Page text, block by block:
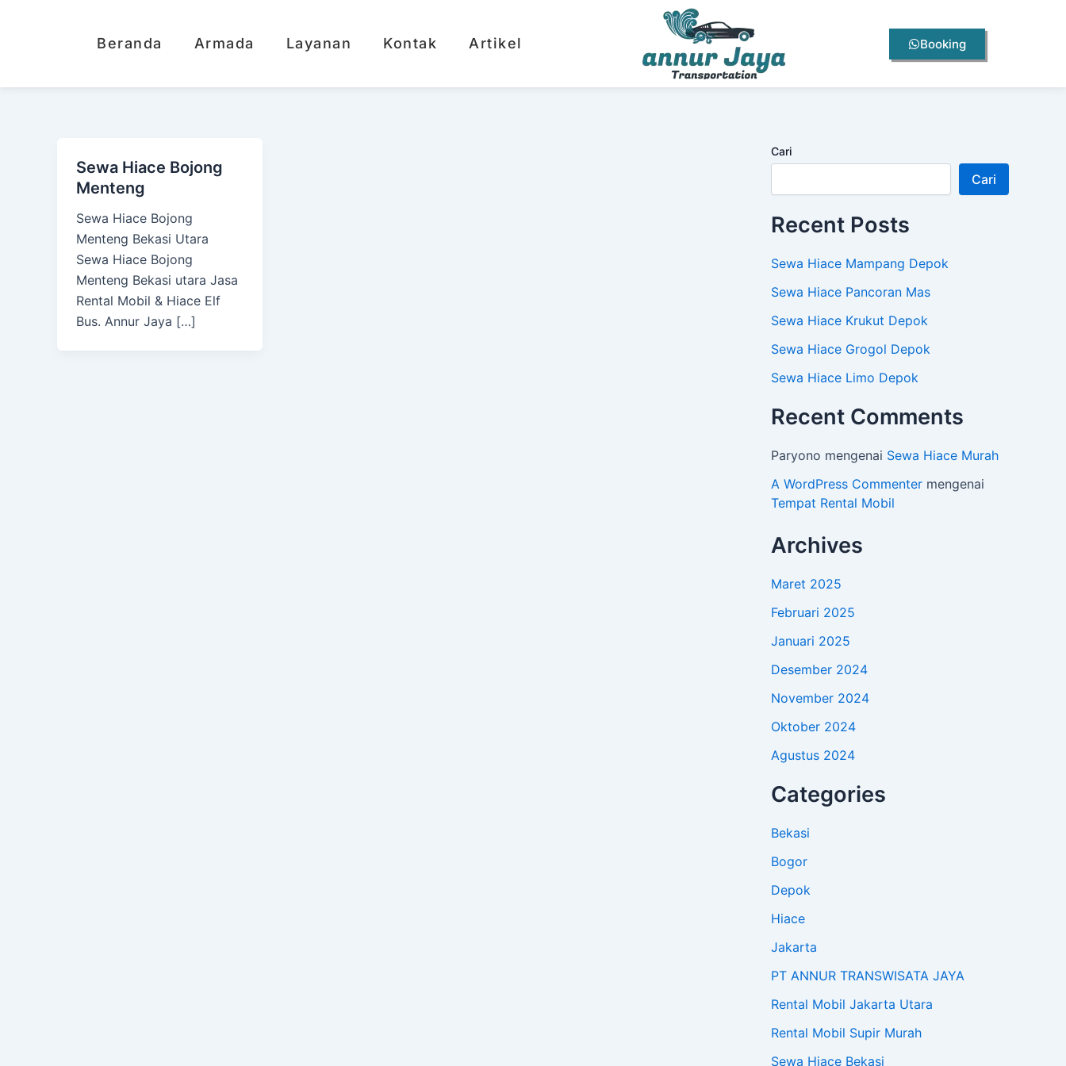
Beranda Armada Layanan Kontak Artikel Booking
Sewa Hiace Bojong
Menteng
Sewa Hiace Bojong
Menteng Bekasi Utara
Sewa Hiace Bojong
Menteng Bekasi utara Jasa
Rental Mobil & Hiace Elf
Bus. Annur Jaya […]
Cari
Cari
Recent Posts
Sewa Hiace Mampang Depok
Sewa Hiace Pancoran Mas
Sewa Hiace Krukut Depok
Sewa Hiace Grogol Depok
Sewa Hiace Limo Depok
Recent Comments
Paryono mengenai Sewa Hiace Murah
A WordPress Commenter mengenai
Tempat Rental Mobil
Archives
Maret 2025
Februari 2025
Januari 2025
Desember 2024
November 2024
Oktober 2024
Agustus 2024
Categories
Bekasi
Bogor
Depok
Hiace
Jakarta
PT ANNUR TRANSWISATA JAYA
Rental Mobil Jakarta Utara
Rental Mobil Supir Murah
Sewa Hiace Bekasi